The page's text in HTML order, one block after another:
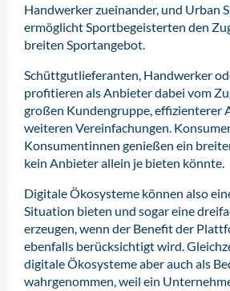
Handwerker zueinander, und Urban
ermöglicht Sportbegeisterten den
breiten Sportangebot.
Schüttgutlieferanten, Handwerker
profitieren als Anbieter dabei vom
großen Kundengruppe, effizienterer
weiteren Vereinfachungen.
Konsumentinnen genießen ein
kein Anbieter allein je bieten könnte.
Digitale Ökosysteme können also
Situation bieten und sogar eine
erzeugen, wenn der Benefit der
ebenfalls berücksichtigt wird.
digitale Ökosysteme aber auch als
wahrgenommen, weil ein